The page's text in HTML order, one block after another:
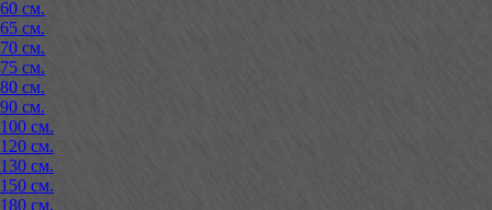
60 см.
65 см.
70 см.
75 см.
80 см.
90 см.
100 см.
120 см.
130 см.
150 см.
180 см.